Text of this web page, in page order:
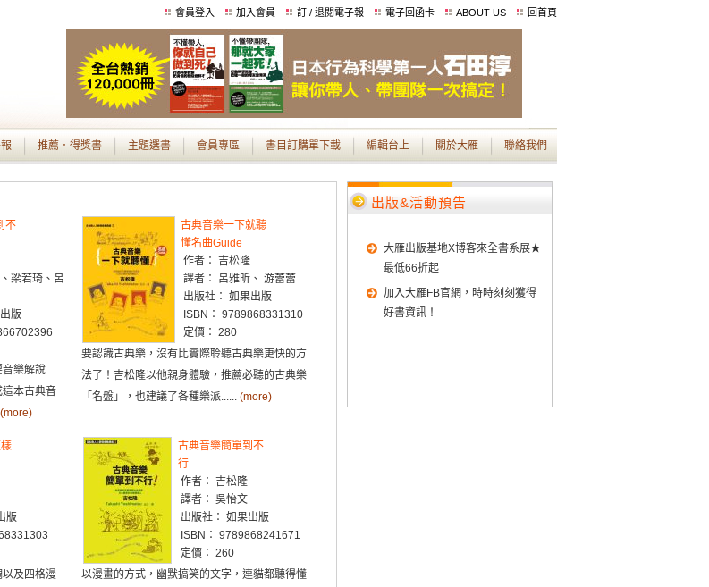
會員登入 加入會員 訂 / 退閱電子報 電子回函卡 ABOUT US 回首頁
推薦．得獎書 主題選書 會員專區 書目訂購單下載 編輯台上 關於大雁 聯絡我們
不
梁若琦、呂
版
音樂解說
本古典音
(more)
古典音樂一下就聽
懂名曲Guide
作者： 吉松隆
譯者： 呂雅昕、 游蕾蕾
出版社： 如果出版
ISBN： 9789868331310
定價： 280
要認識古典樂，沒有比實際聆聽古典樂更快的方
法了！吉松隆以他親身體驗，推薦必聽的古典樂
「名盤」，也建議了各種樂派...... (more)
版
及四格漫
古典音樂簡單到不
行
作者： 吉松隆
譯者： 吳怡文
出版社： 如果出版
ISBN： 9789868241671
定價： 260
以漫畫的方式，幽默搞笑的文字，連貓都聽得懂
出版&活動預告
大雁出版基地X博客來全書系展★
最低66折起
加入大雁FB官網，時時刻刻獲得
好書資訊！